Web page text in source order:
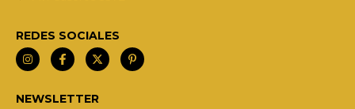
REDES SOCIALES
NEWSLETTER